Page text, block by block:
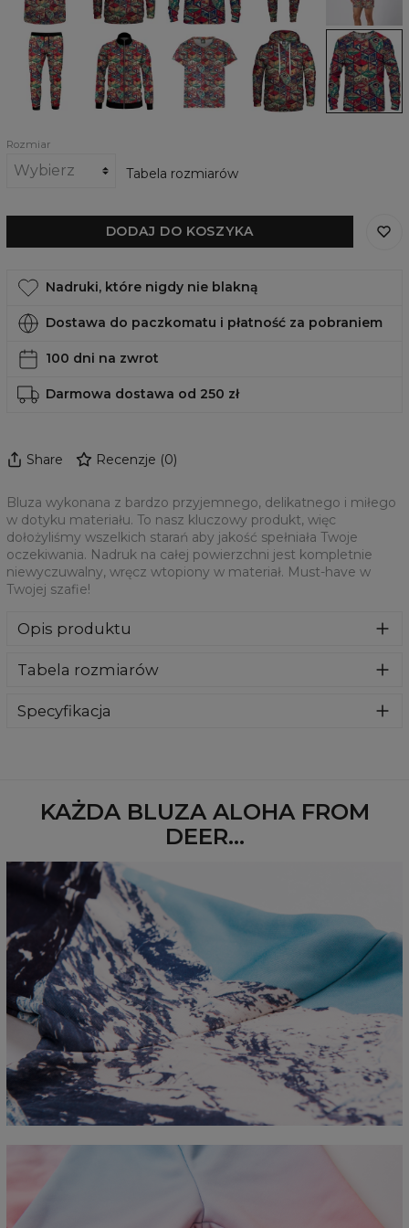
Spodnie
męskie
Pandora's
Box
Bluza
dresowa
Pandora's
Box
Damski
shirt
Pandora's
Box
Damska
bluza
kapturem
Pandora's
Box
Damska
bluza
Pandora's
Box
Rozmiar
Tabela rozmiarów
DODAJ DO KOSZYKA
Nadruki, które nigdy nie blakną
Dostawa do paczkomatu i płatność za pobraniem
100 dni na zwrot
Darmowa dostawa od 250 zł
Share Recenzje (0)
Bluza wykonana z bardzo przyjemnego, delikatnego i miłego
w dotyku materiału. To nasz kluczowy produkt, więc
dołożyliśmy wszelkich starań aby jakość spełniała Twoje
oczekiwania. Nadruk na całej powierzchni jest kompletnie
niewyczuwalny, wręcz wtopiony w materiał. Must-have w
Twojej szafie!
Opis produktu
bawełny i poliestru z wysokiej jakości nadrukiem z przodu i
długie rękawy. Trwałe, wzmocnione szwy są kolorowe, aby
Tabela rozmiarów
Mierzone na płasko
CM
XS S M L 3XL
4XL
A - Długość
67 68 69 70 71 73 75
78
B - Sz. klatki piersiowej
50 52 54 56 58 60 63
C - Długość rękawów
66 66 67 68 69
Specyfikacja
KAŻDA BLUZA ALOHA FROM
DEER...